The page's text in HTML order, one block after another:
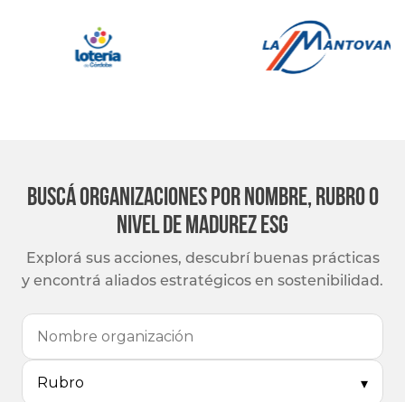
Buscá organizaciones por nombre, rubro o
nivel de madurez ESG
Explorá sus acciones, descubrí buenas prácticas
y encontrá aliados estratégicos en sostenibilidad.
Rubro ▾